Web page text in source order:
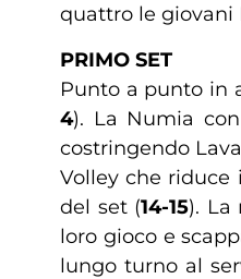
quattro le giovani
PRIMO SET
Punto a punto in
4). La Numia
costringendo
Volley che riduce
del set (14-15). La
loro gioco e
lungo turno al